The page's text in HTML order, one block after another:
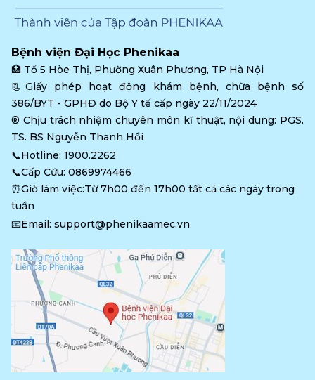
Bệnh viện Đại Học Phenikaa
🏥 Tổ 5 Hòe Thị, Phường Xuân Phương, TP Hà Nội
📃Giấy phép hoạt động khám bệnh, chữa bệnh số
386/BYT - GPHĐ do Bộ Y tế cấp ngày 22/11/2024
®️ Chịu trách nhiệm chuyên môn kĩ thuật, nội dung: PGS.
TS. BS Nguyễn Thanh Hồi
📞Hotline: 1900.2262
📞Cấp Cứu: 0869974466
⏰Giờ làm việc:Từ 7h00 đến 17h00 tất cả các ngày trong
tuần
📧Email: support@phenikaamec.vn